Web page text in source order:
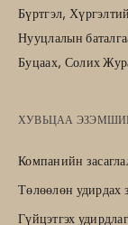
Бүртгэл,
Нууцлалын
Буцаах, Солих
ХУВЬЦАА
Компанийн
Төлөөлөн удирдах
Гүйцэтгэх